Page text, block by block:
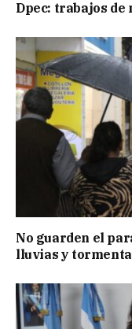
Dpec: trabajos
No guarden el
lluvias y